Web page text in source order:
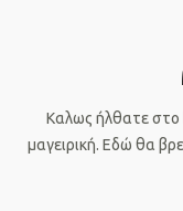
Καλως ήλθατε στο
μαγειρική. Εδώ θα